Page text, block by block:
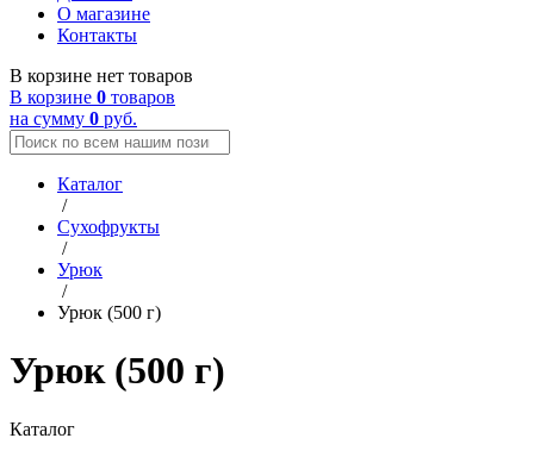
О магазине
Контакты
В корзине нет товаров
В корзине 0 товаров
на сумму 0 руб.
Каталог
/
Сухофрукты
/
Урюк
/
Урюк (500 г)
Урюк (500 г)
Каталог